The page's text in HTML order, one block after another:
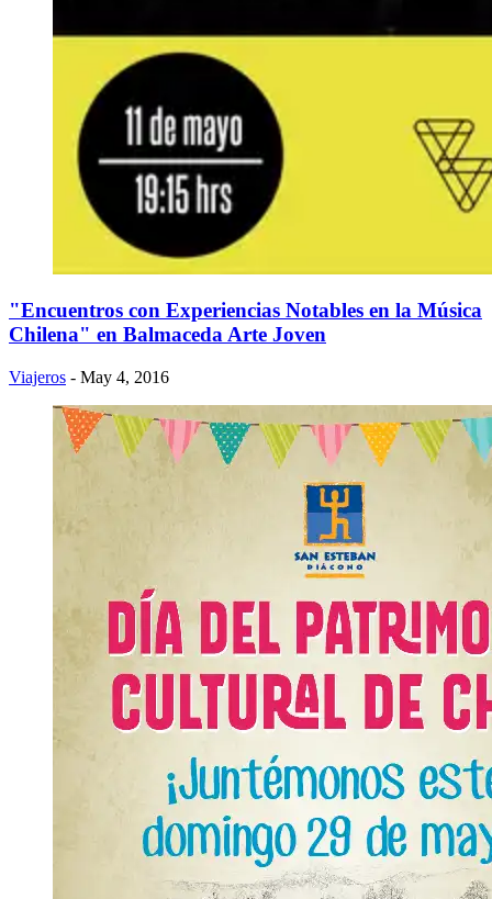
"Encuentros con Experiencias Notables en la Música
Chilena" en Balmaceda Arte Joven
Viajeros - May 4, 2016